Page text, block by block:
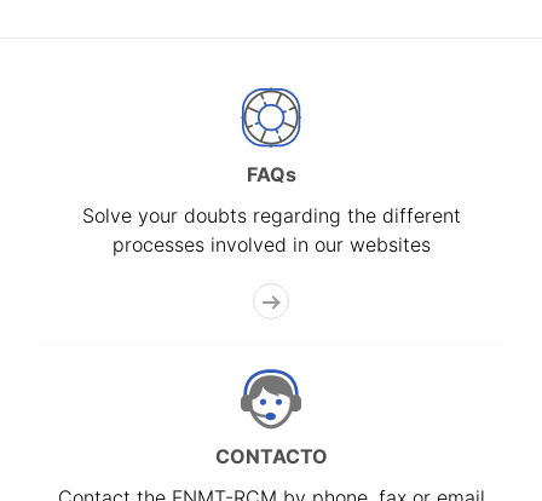
FAQs
Solve your doubts regarding the different
processes involved in our websites
CONTACTO